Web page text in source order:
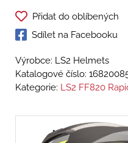
Přidat do oblíbených
Sdílet na Facebooku
Výrobce: LS2 Helmets
Katalogové číslo:
Kategorie: LS2 FF820